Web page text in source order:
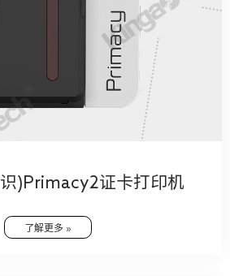
)Primacy2证卡打印机
了解更多 »